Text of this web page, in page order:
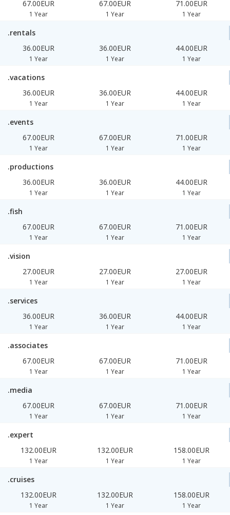
67.00EUR
1 Year
67.00EUR
1 Year
71.00EUR
1 Year
.rentals
36.00EUR
1 Year
36.00EUR
1 Year
44.00EUR
1 Year
.vacations
36.00EUR
1 Year
36.00EUR
1 Year
44.00EUR
1 Year
.events
67.00EUR
1 Year
67.00EUR
1 Year
71.00EUR
1 Year
.productions
36.00EUR
1 Year
36.00EUR
1 Year
44.00EUR
1 Year
.fish
67.00EUR
1 Year
67.00EUR
1 Year
71.00EUR
1 Year
.vision
27.00EUR
1 Year
27.00EUR
1 Year
27.00EUR
1 Year
.services
36.00EUR
1 Year
36.00EUR
1 Year
44.00EUR
1 Year
.associates
67.00EUR
1 Year
67.00EUR
1 Year
71.00EUR
1 Year
.media
67.00EUR
1 Year
67.00EUR
1 Year
71.00EUR
1 Year
.expert
132.00EUR
1 Year
132.00EUR
1 Year
158.00EUR
1 Year
.cruises
132.00EUR
1 Year
132.00EUR
1 Year
158.00EUR
1 Year